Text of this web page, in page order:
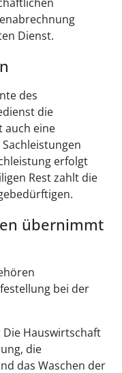
Dienst.
des
die
auch eine
erfolgt
Rest zahlt die
übernimmt
bei der
Hauswirtschaft
die
das Waschen der